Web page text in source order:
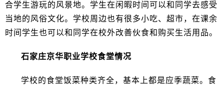
合学生游玩的风景地。学生在闲暇时间可以和同学去感受
当地的风俗文化。学校周边也有很多小吃、超市，在课余
时间学生也可以和同学在校外改善伙食和购买生活用品。
石家庄京华职业学校食堂情况
学校的食堂饭菜种类齐全，基本上都是应季蔬菜。食